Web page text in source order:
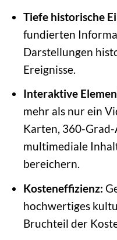
Tiefe historische
fundierten
Darstellungen
Ereignisse.
Interaktive
mehr als nur ein
Karten, 360-
multimediale
bereichern.
Kosteneffizienz:
hochwertiges
Bruchteil der